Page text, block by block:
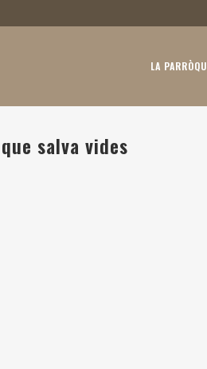
LA
salva vides